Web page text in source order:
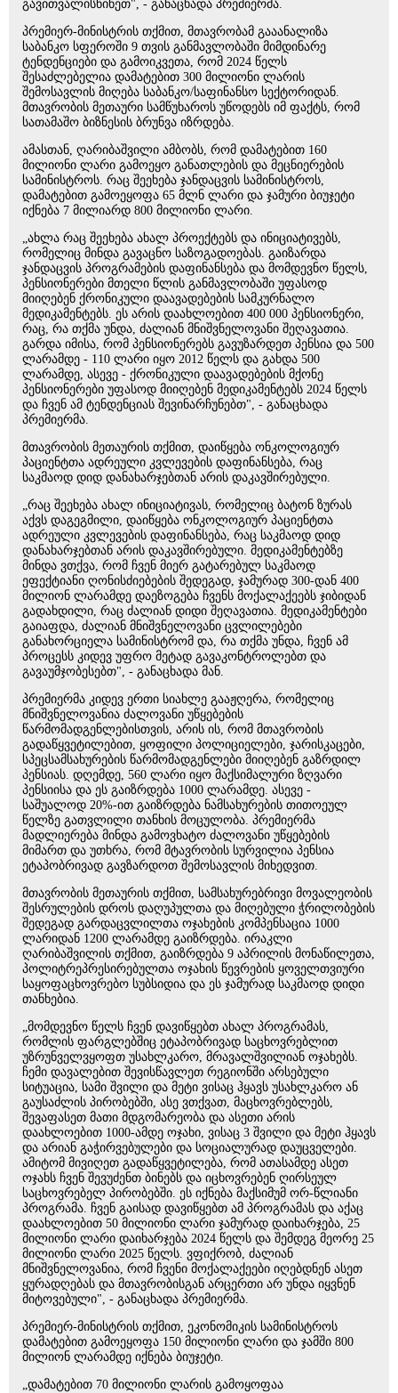
გავითვალისწინეთ", - განაცხადა პრემიერმა.
პრემიერ-მინისტრის თქმით, მთავრობამ გააანალიზა
საბანკო სფეროში 9 თვის განმავლობაში მიმდინარე
ტენდენციები და გამოიკვეთა, რომ 2024 წელს
შესაძლებელია დამატებით 300 მილიონი ლარის
შემოსავლის მიღება საბანკო/საფინანსო სექტორიდან.
მთავრობის მეთაური სამწუხაროს უწოდებს იმ ფაქტს, რომ
სათამაშო ბიზნესის ბრუნვა იზრდება.
ამასთან, ღარიბაშვილი ამბობს, რომ დამატებით 160
მილიონი ლარი გამოეყო განათლების და მეცნიერების
სამინისტროს. რაც შეეხება ჯანდაცვის სამინისტროს,
დამატებით გამოეყოფა 65 მლნ ლარი და ჯამური ბიუჯეტი
იქნება 7 მილიარდ 800 მილიონი ლარი.
„ახლა რაც შეეხება ახალ პროექტებს და ინიციატივებს,
რომელიც მინდა გავაცნო საზოგადოებას. გაიზარდა
ჯანდაცვის პროგრამების დაფინანსება და მომდევნო წელს,
პენსიონერები მთელი წლის განმავლობაში უფასოდ
მიიღებენ ქრონიკული დაავადებების სამკურნალო
მედიკამენტებს. ეს არის დაახლოებით 400 000 პენსიონერი,
რაც, რა თქმა უნდა, ძალიან მნიშვნელოვანი შეღავათია.
გარდა იმისა, რომ პენსიონერებს გავუზარდეთ პენსია და 500
ლარამდე - 110 ლარი იყო 2012 წელს და გახდა 500
ლარამდე, ასევე - ქრონიკული დაავადებების მქონე
პენსიონერები უფასოდ მიიღებენ მედიკამენტებს 2024 წელს
და ჩვენ ამ ტენდენციას შევინარჩუნებთ", - განაცხადა
პრემიერმა.
მთავრობის მეთაურის თქმით, დაიწყება ონკოლოგიურ
პაციენტთა ადრეული კვლევების დაფინანსება, რაც
საკმაოდ დიდ დანახარჯებთან არის დაკავშირებული.
„რაც შეეხება ახალ ინიციატივას, რომელიც ბატონ ზურას
აქვს დაგეგმილი, დაიწყება ონკოლოგიურ პაციენტთა
ადრეული კვლევების დაფინანსება, რაც საკმაოდ დიდ
დანახარჯებთან არის დაკავშირებული. მედიკამენტებზე
მინდა ვთქვა, რომ ჩვენ მიერ გატარებულ საკმაოდ
ეფექტიანი ღონისძიებების შედეგად, ჯამურად 300-დან 400
მილიონ ლარამდე დაეზოგება ჩვენს მოქალაქეებს ჯიბიდან
გადახდილი, რაც ძალიან დიდი შეღავათია. მედიკამენტები
გაიაფდა, ძალიან მნიშვნელოვანი ცვლილებები
განახორციელა სამინისტრომ და, რა თქმა უნდა, ჩვენ ამ
პროცესს კიდევ უფრო მეტად გავაკონტროლებთ და
გავაუმჯობესებთ", - განაცხადა მან.
პრემიერმა კიდევ ერთი სიახლე გააჟღერა, რომელიც
მნიშვნელოვანია ძალოვანი უწყებების
წარმომადგენლებისთვის, არის ის, რომ მთავრობის
გადაწყვეტილებით, ყოფილი პოლიციელები, ჯარისკაცები,
სპეცსამსახურების წარმომადგენლები მიიღებენ გაზრდილ
პენსიას. დღემდე, 560 ლარი იყო მაქსიმალური ზღვარი
პენსიისა და ეს გაიზრდება 1000 ლარამდე. ასევე -
საშუალოდ 20%-ით გაიზრდება ნამსახურების თითოეულ
წელზე გათვლილი თანხის მოცულობა. პრემიერმა
მადლიერება მინდა გამოვხატო ძალოვანი უწყებების
მიმართ და უთხრა, რომ მტავრობის სურვილია პენსია
ეტაპობრივად გავზარდოთ შემოსავლის მიხედვით.
მთავრობის მეთაურის თქმით, სამსახურებრივი მოვალეობის
შესრულების დროს დაღუპულთა და მიღებული ჭრილობების
შედეგად გარდაცვლილთა ოჯახების კომპენსაცია 1000
ლარიდან 1200 ლარამდე გაიზრდება. ირაკლი
ღარიბაშვილის თქმით, გაიზრდება 9 აპრილის მონაწილეთა,
პოლიტრეპრესირებულთა ოჯახის წევრების ყოველთვიური
საყოფაცხოვრებო სუბსიდია და ეს ჯამურად საკმაოდ დიდი
თანხებია.
„მომდევნო წელს ჩვენ დავიწყებთ ახალ პროგრამას,
რომლის ფარგლებშიც ეტაპობრივად საცხოვრებლით
უზრუნველვყოფთ უსახლკარო, მრავალშვილიან ოჯახებს.
ჩემი დავალებით შევისწავლეთ რეგიონში არსებული
სიტუაცია, სამი შვილი და მეტი ვისაც ჰყავს უსახლკარო ან
გაუსაძლის პირობებში, ასე ვთქვათ, მაცხოვრებლებს,
შევაფასეთ მათი მდგომარეობა და ასეთი არის
დაახლოებით 1000-ამდე ოჯახი, ვისაც 3 შვილი და მეტი ჰყავს
და არიან გაჭირვებულები და სოციალურად დაუცველები.
ამიტომ მივიღეთ გადაწყვეტილება, რომ ათასამდე ასეთ
ოჯახს ჩვენ შევუძენთ ბინებს და იცხოვრებენ ღირსეულ
საცხოვრებელ პირობებში. ეს იქნება მაქსიმუმ ორ-წლიანი
პროგრამა. ჩვენ გაისად დავიწყებთ ამ პროგრამას და აქაც
დაახლოებით 50 მილიონი ლარი ჯამურად დაიხარჯება, 25
მილიონი ლარი დაიხარჯება 2024 წელს და შემდეგ მეორე 25
მილიონი ლარი 2025 წელს. ვფიქრობ, ძალიან
მნიშვნელოვანია, რომ ჩვენი მოქალაქეები იღებდნენ ასეთ
ყურადღებას და მთავრობისგან არცერთი არ უნდა იყვნენ
მიტოვებული", - განაცხადა პრემიერმა.
პრემიერ-მინისტრის თქმით, ეკონომიკის სამინისტროს
დამატებით გამოეყოფა 150 მილიონი ლარი და ჯამში 800
მილიონ ლარამდე იქნება ბიუჯეტი.
„დამატებით 70 მილიონი ლარის გამოყოფაა